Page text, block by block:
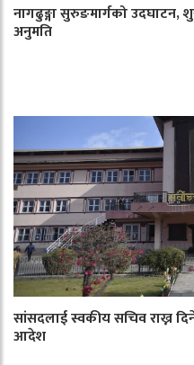
नागढुङ्गा सुरुङमार्गको उदघाटन,
अनुमति
सांसदलाई स्वकीय सचिव राख्न
आदेश